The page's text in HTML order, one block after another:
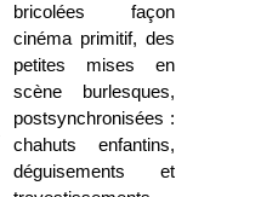
bricolées façon
cinéma primitif, des
petites mises en
scène burlesques,
postsynchronisées :
chahuts enfantins,
déguisements et